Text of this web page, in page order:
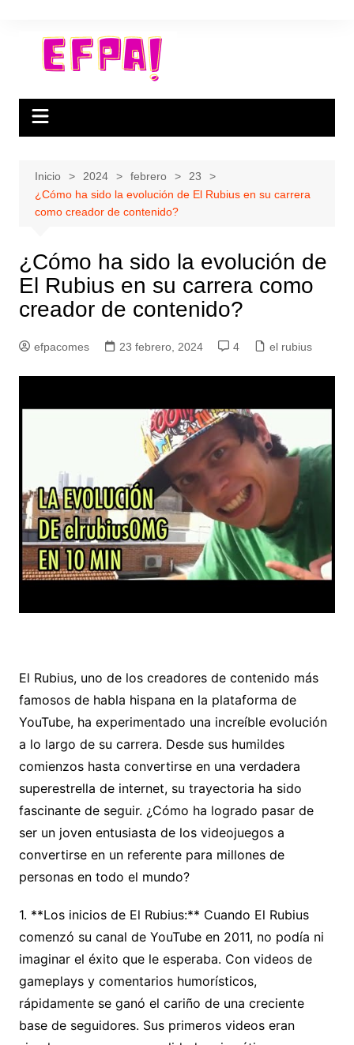
contenido
Inicio 2024 febrero
23
¿Cómo ha sido la evolución de El Rubius en su carrera
como creador de contenido?
¿Cómo ha sido la evolución de
El Rubius en su carrera como
creador de contenido?
efpacomes 23 febrero, 2024 4 el rubius
El Rubius, uno de los creadores de contenido más
famosos de habla hispana en la plataforma de
YouTube, ha experimentado una increíble evolución
a lo largo de su carrera. Desde sus humildes
comienzos hasta convertirse en una verdadera
superestrella de internet, su trayectoria ha sido
fascinante de seguir. ¿Cómo ha logrado pasar de
ser un joven entusiasta de los videojuegos a
convertirse en un referente para millones de
personas en todo el mundo?
1. **Los inicios de El Rubius:** Cuando El Rubius
comenzó su canal de YouTube en 2011, no podía ni
imaginar el éxito que le esperaba. Con videos de
gameplays y comentarios humorísticos,
rápidamente se ganó el cariño de una creciente
base de seguidores. Sus primeros videos eran